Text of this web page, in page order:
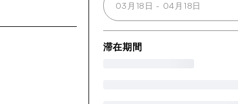
03月18日 - 04月18日
滞在期間